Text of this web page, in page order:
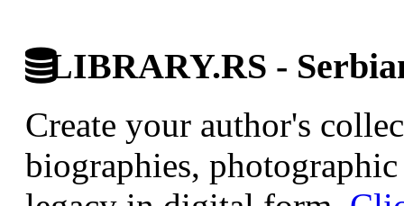
LIBRARY.RS -
Create your author's
biographies,